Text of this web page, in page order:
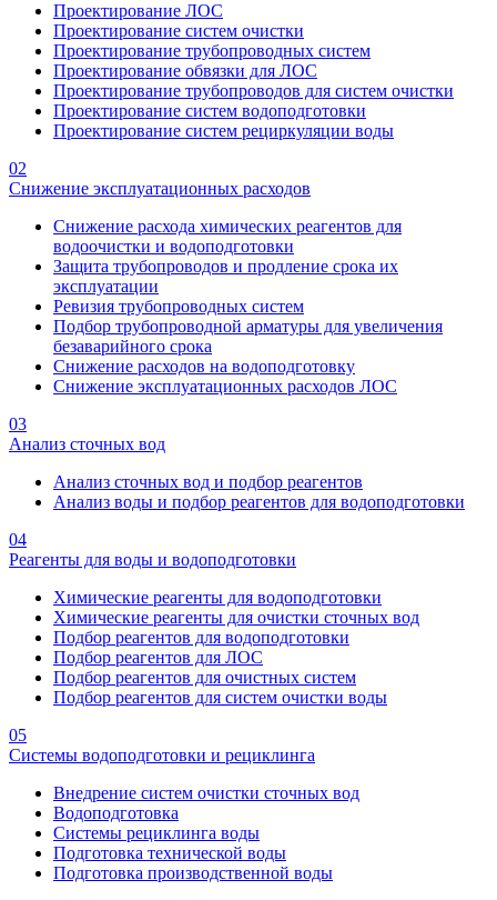
Проектирование ЛОС
Проектирование систем очистки
Проектирование трубопроводных систем
Проектирование обвязки для ЛОС
Проектирование трубопроводов для систем очистки
Проектирование систем водоподготовки
Проектирование систем рециркуляции воды
02
Снижение эксплуатационных расходов
Снижение расхода химических реагентов для
водоочистки и водоподготовки
Защита трубопроводов и продление срока их
эксплуатации
Ревизия трубопроводных систем
Подбор трубопроводной арматуры для увеличения
безаварийного срока
Снижение расходов на водоподготовку
Снижение эксплуатационных расходов ЛОС
03
Анализ сточных вод
Анализ сточных вод и подбор реагентов
Анализ воды и подбор реагентов для водоподготовки
04
Реагенты для воды и водоподготовки
Химические реагенты для водоподготовки
Химические реагенты для очистки сточных вод
Подбор реагентов для водоподготовки
Подбор реагентов для ЛОС
Подбор реагентов для очистных систем
Подбор реагентов для систем очистки воды
05
Системы водоподготовки и рециклинга
Внедрение систем очистки сточных вод
Водоподготовка
Системы рециклинга воды
Подготовка технической воды
Подготовка производственной воды